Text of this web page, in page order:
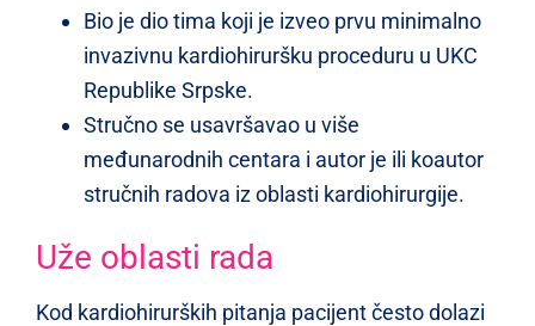
Bio je dio tima koji je izveo prvu minimalno
invazivnu kardiohiruršku proceduru u UKC
Republike Srpske.
Stručno se usavršavao u više
međunarodnih centara i autor je ili koautor
stručnih radova iz oblasti kardiohirurgije.
Uže oblasti rada
Kod kardiohirurških pitanja pacijent često dolazi